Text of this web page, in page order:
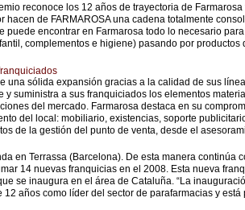
reconoce los 12 años de trayectoria de
de FARMAROSA una cadena totalmente
puede encontrar en Farmarosa todo lo necesario
complementos e higiene) pasando por
una sólida expansión gracias a la calidad de sus
suministra a sus franquiciados los elementos
del mercado. Farmarosa destaca en su
del local: mobiliario, existencias, soporte
de la gestión del punto de venta, desde el
en Terrassa (Barcelona). De esta manera continúa
14 nuevas franquicias en el 2008. Esta nueva
se inaugura en el área de Cataluña. “La
años como líder del sector de parafarmacias y